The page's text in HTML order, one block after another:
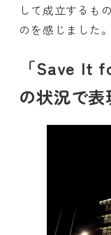
して成立するも
のを感じました。
「Save It
の状況で